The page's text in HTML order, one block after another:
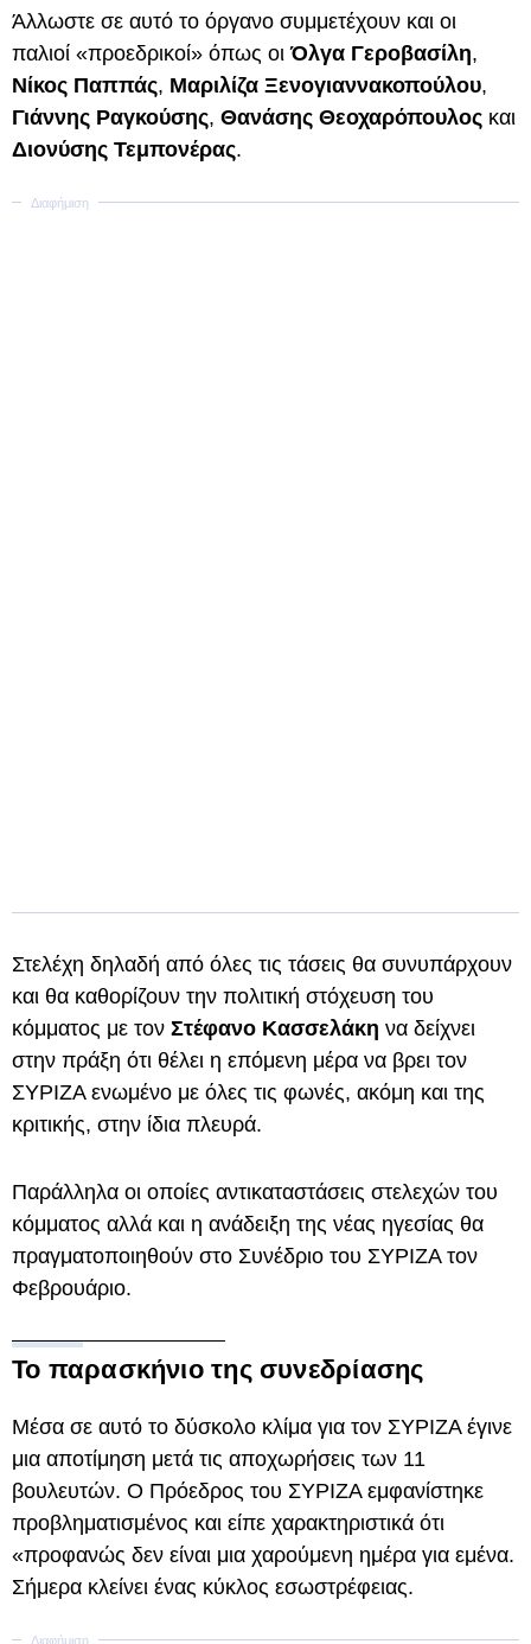
Άλλωστε σε αυτό το όργανο συμμετέχουν και οι
παλιοί «προεδρικοί» όπως οιΌλγα Γεροβασίλη,
Νίκος Παππάς, Μαριλίζα Ξενογιαννακοπούλου,
Γιάννης Ραγκούσης, Θανάσης Θεοχαρόπουλος και
Διονύσης Τεμπονέρας.
Στελέχη δηλαδή από όλες τις τάσεις θα συνυπάρχουν
και θα καθορίζουν την πολιτική στόχευση του
κόμματος με τον Στέφανο Κασσελάκη να δείχνει
στην πράξη ότι θέλει η επόμενη μέρα να βρει τον
ΣΥΡΙΖΑ ενωμένο με όλες τις φωνές, ακόμη και της
κριτικής, στην ίδια πλευρά.
Παράλληλα οι οποίες αντικαταστάσεις στελεχών του
κόμματος αλλά και η ανάδειξη της νέας ηγεσίας θα
πραγματοποιηθούν στο Συνέδριο του ΣΥΡΙΖΑ τον
Φεβρουάριο.
Το παρασκήνιο της συνεδρίασης
Μέσα σε αυτό το δύσκολο κλίμα για τον ΣΥΡΙΖΑ έγινε
μια αποτίμηση μετά τις αποχωρήσεις των 11
βουλευτών. Ο Πρόεδρος του ΣΥΡΙΖΑ εμφανίστηκε
προβληματισμένος και είπε χαρακτηριστικά ότι
«προφανώς δεν είναι μια χαρούμενη ημέρα για εμένα.
Σήμερα κλείνει ένας κύκλος εσωστρέφειας.